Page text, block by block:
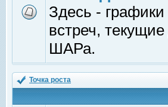
Здесь -
встреч,
ШАРа.
Точка роста